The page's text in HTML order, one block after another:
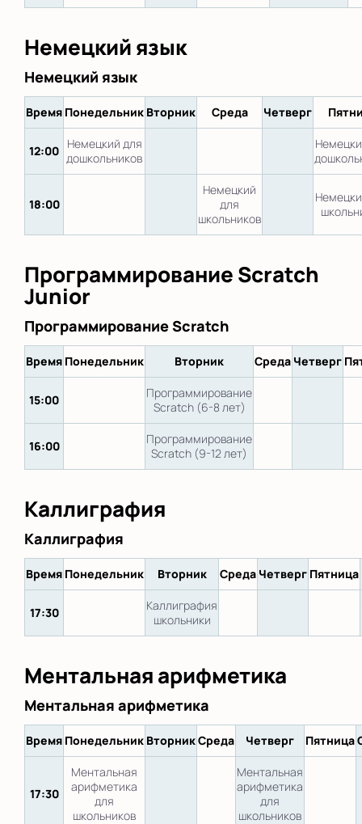
Немецкий язык
Немецкий язык
Время Понедельник Вторник Среда Четверг
12:00 Немецкий для
дошкольников
18:00
Немецкий
для
школьников
Программирование Scratch
Junior
Программирование Scratch
Время Понедельник Вторник Среда Четверг
15:00
Программирование
Scratch (6-8 лет)
16:00
Программирование
Scratch (9-12 лет)
Каллиграфия
Каллиграфия
Время Понедельник Вторник Среда Четверг Пятница
17:30
Каллиграфия
школьники
Ментальная арифметика
Ментальная арифметика
Время Понедельник ВторникСреда Четверг Пятница
17:30
Ментальная
арифметика
для
школьников
Ментальная
арифметика
для
школьников